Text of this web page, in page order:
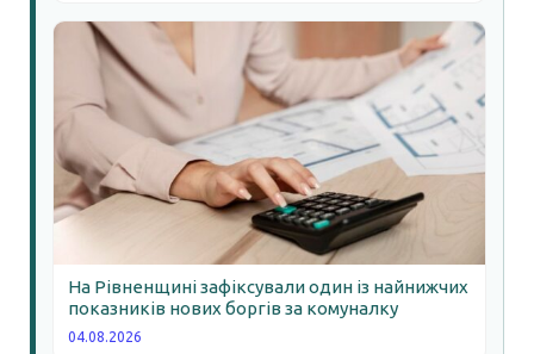
На Рівненщині зафіксували один із найнижчих
показників нових боргів за комуналку
04.08.2026